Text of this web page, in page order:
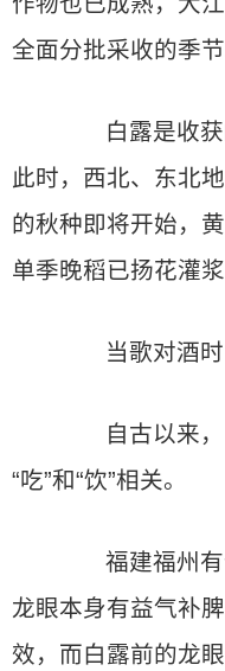
全面分批采收的季节
白露是收获
此时，西北、东北
的秋种即将开始，
单季晚稻已扬花灌
当歌对酒时
自古以来，
“吃”和“饮”相关。
福建福州有
龙眼本身有益气补
效，而白露前的龙